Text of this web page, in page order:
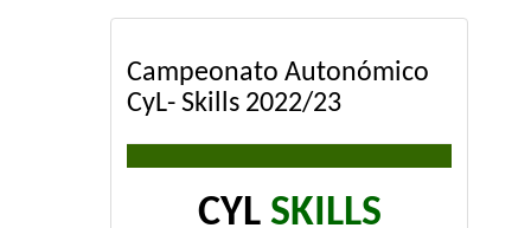
Campeonato Autonómico
CyL- Skills 2022/23
CYL SKILLS